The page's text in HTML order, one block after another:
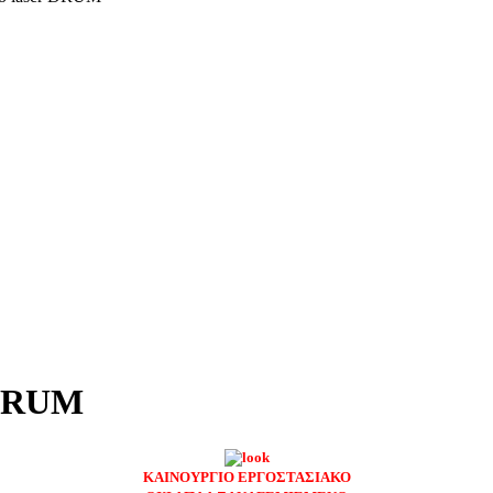
ΚΑΙΝΟΥΡΓΙΟ ΕΡΓΟΣΤΑΣΙΑΚΟ